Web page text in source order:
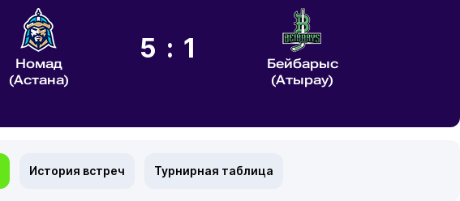
Номад
(Астана)
5:1
Бейбарыс
(Атырау)
История встреч Турнирная таблица